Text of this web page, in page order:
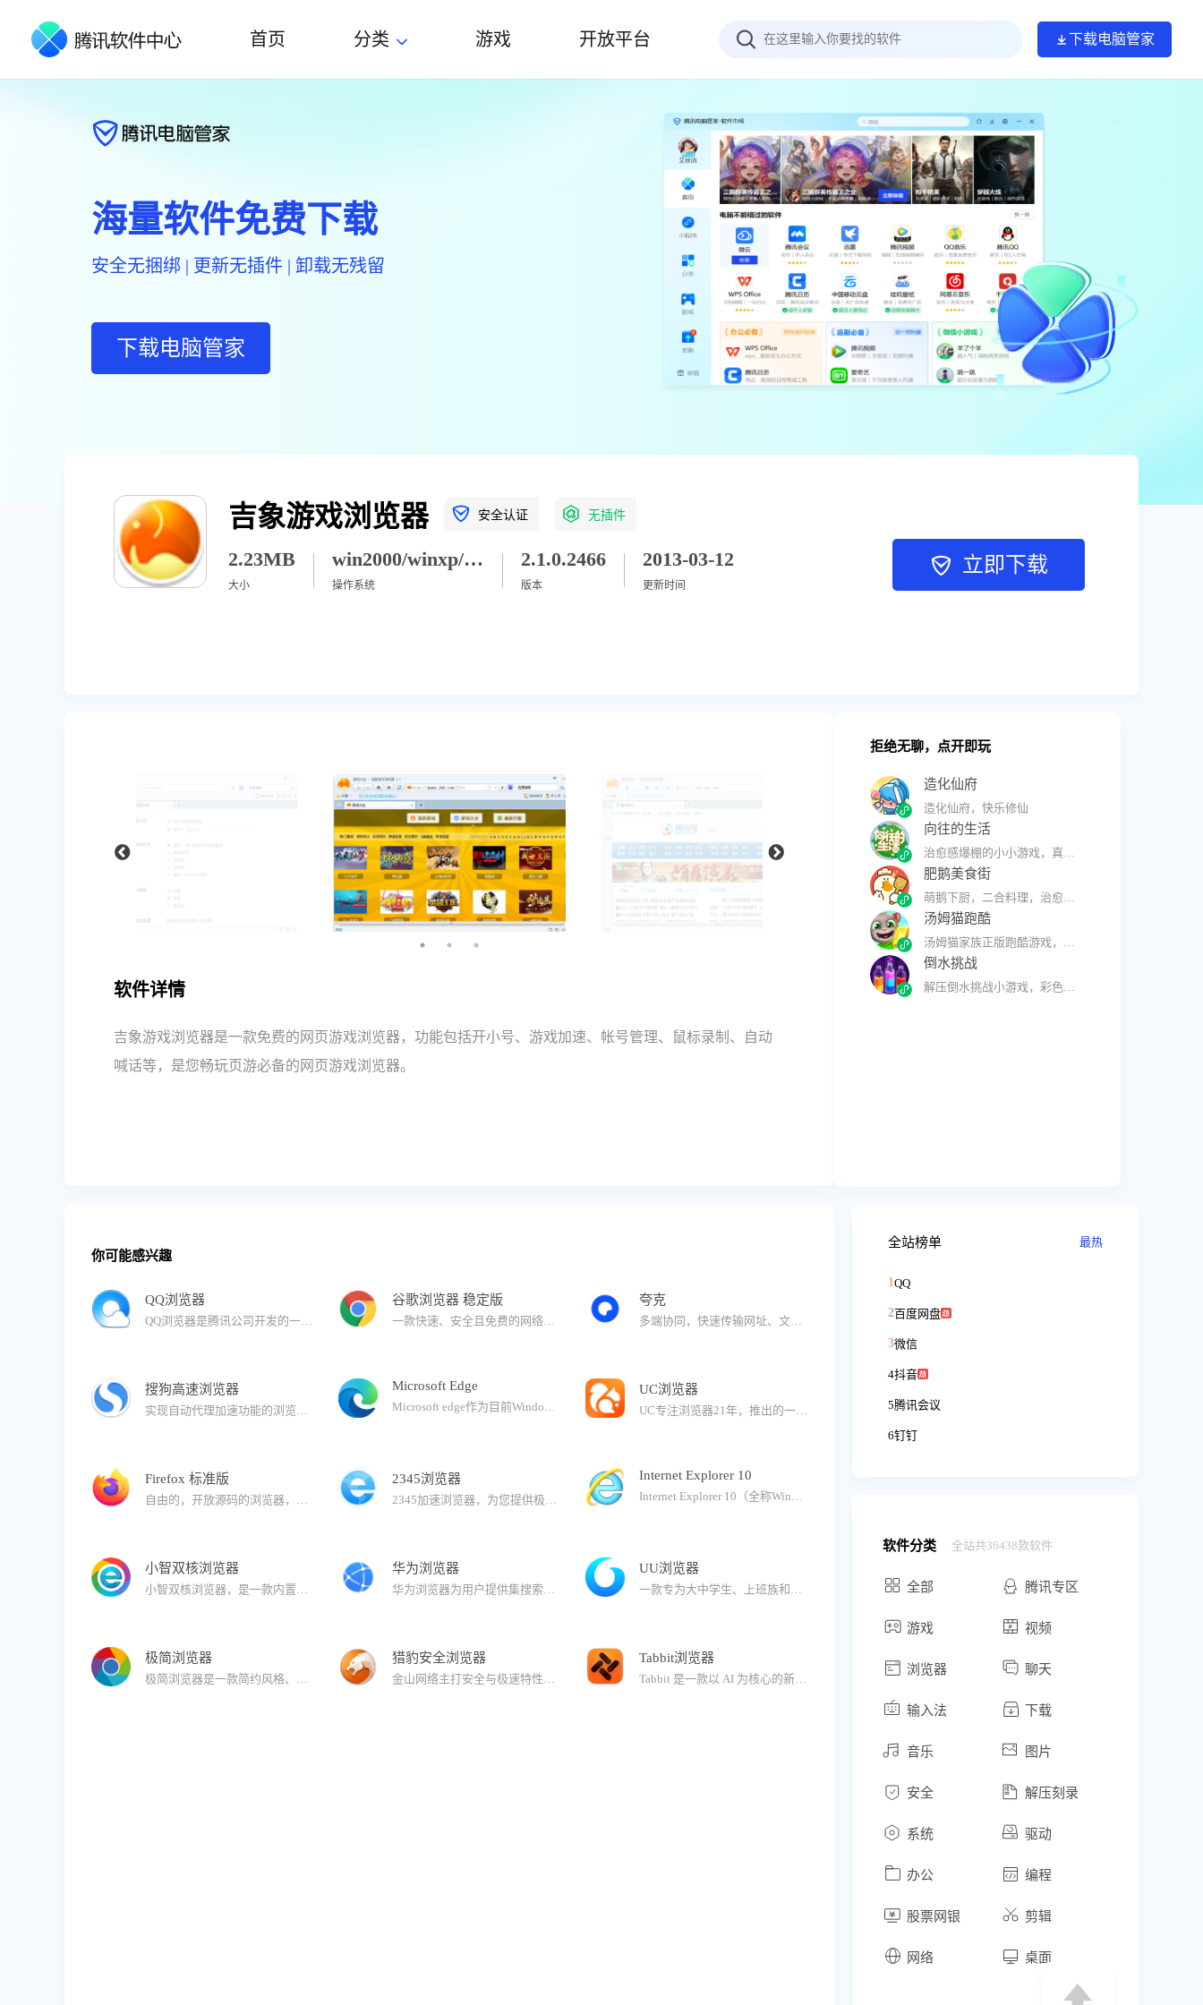
首页 分类 游戏 开放平台 下载电脑管家
海量软件免费下载
安全无捆绑 | 更新无插件 | 卸载无残留
下载电脑管家
吉象游戏浏览器 安全认证 无插件
2.23MB
大小
win2000/winxp/vista/win7/win8/win2003/win8_1/win10/win11
操作系统
2.1.0.2466
版本
2013-03-12
更新时间
立即下载
软件详情
吉象游戏浏览器是一款免费的网页游戏浏览器，功能包括开小号、游戏加速、帐号管理、鼠标录制、自动
喊话等，是您畅玩页游必备的网页游戏浏览器。
拒绝无聊，点开即玩
造化仙府
造化仙府，快乐修仙
向往的生活
肥鹅美食街
汤姆猫跑酷
倒水挑战
你可能感兴趣
QQ浏览器
QQ浏览器是腾讯公司开发的一款极速浏览器，已升级为AI浏览器。 在用户浏览的过程中，QQ浏览器提供AI能力，帮助用户高效获取信息，提升处理、生成信息的效率。还有多个AI助理，帮助完成复杂任务。
谷歌浏览器 稳定版
一款快速、安全且免费的网络浏览器，能很好地满足新型网站对浏览器的要求。64位的Chrome使用了更现代的指令集、针对64位处理器对编译器进行了特别优化，带来了更多的功能参数和寄存器存储的速度优势，因此会有明显的速度提升，特别是图形和多媒体内容的处理会变得更为流畅，平均性能提升25%。安全性和稳定性也有着相当大的提升，在渲染Web内容时的崩溃几率会有效下降。Chrome内置Flash Player浏览器视频插件，方便用户在线观看视频。
夸克
多端协同，快速传输网址、文件安全纯净快速，打造极致浏览体验AI创作工具：AI 生图：支持上传参考图，多种风格0门槛转绘。AI 写作：写文案、写大纲，思路更清晰；擅长多种体裁，写作内容不重复。AI PPT：超多模板，自动排版填充，效率翻倍AI 编程：高效解析代码，协助编写程序AI高效浏览网页：AI解析学习/工作文档，迅速提取要点高效阅读网页内容， 解读重要信息网课视频一键总结，学习效率直线飙升夸克网盘：6T超大空间，超速下载100G大文件无损快速传输电脑资料安心存，自动备份超级播放器，免费5倍速
搜狗高速浏览器
实现自动代理加速功能的浏览器。与拼音输入法、五笔输入法等产品一同成为您高速上网的必备工具。搜狗浏览器拥有国内首款“真双核”引擎，采用多级加速机制，能大幅提高您的上网速度。
Microsoft Edge
Microsoft edge作为目前Windows系统默认web浏览器，被Windows系统默认为操作系统的基本组件，系统不支持卸载，故当前无法提供卸载程序。但Windows用户可以随时下载或更改其他默认浏览器。Microsoft Edge新版浏览器，体验世界一流的性能，享有更多隐私，同时提高工作效率。Microsoft Edge浏览器可在Windows7、Windows8、Windows8.1、Windows10等设备上使用，可自动同步您的密码、收藏夹和设置。
UC浏览器
UC专注浏览器21年，推出的一款速度快、安全、好用的PC浏览器产品。支持UC网盘、书签云同步、批量问AI、云收藏等功能UC网盘功能：1. 超大空间，超速下载：普通用户享受10GB永久有限空间，SVIP用户支持6T空间，至臻会员享10T空间； 2. 在线看视频，在线娱乐神器：支持大屏高清4K观影，还有免费5倍速，支持在线字幕加载，画中画，多窗口打开方便使用； 3. 支持Office、PDF、压缩包等文件在线打开，Office文件还能支持在线编辑。4.支持批量问AI，方便对比多个AI效果
Firefox 标准版
自由的，开放源码的浏览器，它体积小速度快，还有其它一些高级特征，主要特性有：标签式浏览，使上网冲浪更快；可以禁止弹出式窗口；自定制工具栏；扩展管理；更好的搜索特性；快速而方便的侧栏。
2345浏览器
2345加速浏览器，为您提供极速、安全、稳定的上网体验。Chromium109+IE双核兼容无忧：全新Chromium109内核打开网页更快，IE内核轻松兼容网银、政企平台等场景。数据同步不丢失：个人收藏、账号密码在不同设备间轻松实现实时同步，告别繁琐操作，畅享随时随地的便捷浏览。多样皮肤 个性定制：提供多样皮肤，支持一键切换全面屏模式，同时也支持个性化定制皮肤。免费翻译 无缝沟通：轻松应对各种语言场景，支持网页一键翻译和划词翻译，让沟通更加便捷无忧。安全无忧 私密尊享：加强了隐私保护功能，有效阻止恶意网站对个人信息的窃取，保护隐私安全。
Internet Explorer 10
Internet Explorer 10（全称Windows Internet Explorer 10，简称IE10）是微软开发的网页浏览器。Internet Explorer 10 是一款全新的浏览器，旨在提高浏览速度并提供完美的浏览体验。全屏浏览器不仅易于使用，而且更安全，还能与 Windows8 和 Windows RT 无缝融合。IE10只能安装在Windows 7 Service Pack 1 或更高版本上。
小智双核浏览器
小智双核浏览器，是一款内置Chrome和IE内核的安全双核浏览器，可完美支持IE9/IE10/IE11版本内核，同时拥有更加稳定、快速的Chrome内核：Chromium101，运行速度快、性能稳定，同样也确保了兼容性。界面简洁，安全、纯净无广告，有着秒开网页的流畅体验。支持安装谷歌Google Chrome插件拓展程序，拥有自定义主页、天气预报、免费PDF转换Word功能、快速划词翻译功能、网页长截图、gif录制、视频录制、快捷鼠标手势、一键扫码分享网页功能、微博助手、侧边栏二维码生成器以及自定义浏览器全面屏壁纸皮肤等功能。
华为浏览器
华为浏览器为用户提供集搜索、智能资讯推荐、导航于一体的优质上网体验，汇聚众多权威媒体伙伴。
UU浏览器
一款专为大中学生、上班族和寻求极致浏览器体验的您而开发。更少的内存，更快的速度，没有后台进程，无打扰清净的环境支持整页翻译，全面屏，支持Mac风格，个性化新标签页，自定义界面，丰富的应用扩展，使您的浏览体验独一无二；干净的主页：简洁的主页，快速访问您最喜欢的网站，提供卓越的浏览体验；与360浏览器、QQ浏览器、火狐浏览器、UC浏览器，极速浏览器相比，UU浏览器更简洁更轻便；下载UU浏览器，获得更快、更高效和个性化的网页浏览体验！
极简浏览器
极简浏览器是一款简约风格、极速安全、无广告、无弹窗的浏览器。极简浏览器提供了浏览器的基本功能。满足用户的极速安全上网的同时，无广告、无弹窗、简洁的界面等特点给用户带来不一样的浏览体验！
猎豹安全浏览器
金山网络主打安全与极速特性的首款安全双核浏览器，集安全和技术两大特性与一身。首创BIPS浏览器安全防御体系，集合浏览器主动防御和金山云安全，安全防御更全面。猎豹浏览器具有首创的智能切换引擎，动态选择内核匹配不同网页，并且完美支持HTML5新国际网页标准，网页展现更炫酷，更动感，极速浏览的同时也充分保证兼容性。
Tabbit浏览器
Tabbit 是一款以 AI 为核心的新一代智能浏览器，集浏览、搜索、对话与智能执行于一体。适用于办公提效、学习研究、资料整理、内容创作等多种场景，让每一次上网都更轻松、更专注。【近期更新】- 接入最新发布的 Kimi K2.6 、DeepSeek V4.0 模型，可在对话的模型列表中选择使用；- Chromium 内核升级至 147 版本；- 定时任务功能上线：支持创建定时任务，按照设置好的时间和周期自动执行；- AI 对话内容支持生成分享链接，直接分享给他人；- 首页新增快捷方式，可以把常用网站固定在首页，方便一键直达。【官方网站】www.tabbit.com
全站榜单 最热
1QQ
2百度网盘
3微信
4抖音
5腾讯会议
6钉钉
软件分类 全站共36438款软件
全部 腾讯专区
游戏 视频
浏览器 聊天
输入法 下载
音乐 图片
安全 解压刻录
系统 驱动
办公 编程
股票网银 剪辑
网络 桌面